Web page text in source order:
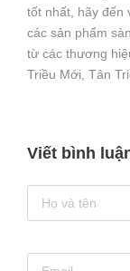
tốt nhất, hãy đến
các sản phẩm
từ các thương
Triều Mới, Tân
Viết bình